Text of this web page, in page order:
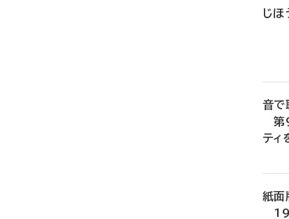
じほ
音で
第9
ティ
紙面